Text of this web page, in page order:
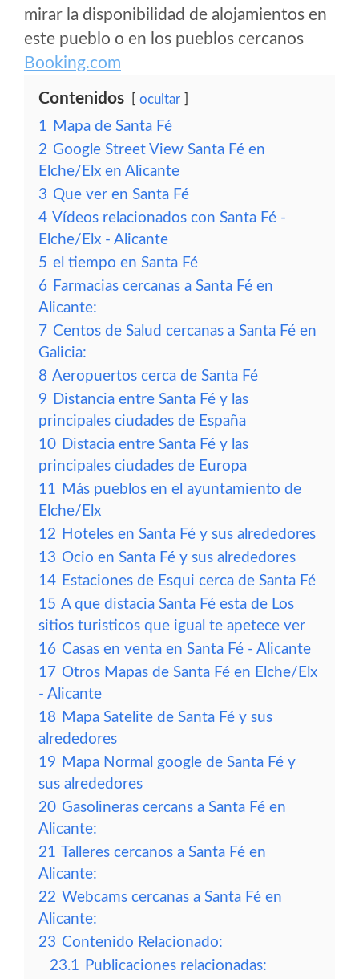
mirar la disponibilidad de alojamientos en
este pueblo o en los pueblos cercanos
Booking.com
Contenidos ocultar
1 Mapa de Santa Fé
2 Google Street View Santa Fé en
Elche/Elx en Alicante
3 Que ver en Santa Fé
4 Vídeos relacionados con Santa Fé -
Elche/Elx - Alicante
5 el tiempo en Santa Fé
6 Farmacias cercanas a Santa Fé en
Alicante:
7 Centos de Salud cercanas a Santa Fé en
Galicia:
8 Aeropuertos cerca de Santa Fé
9 Distancia entre Santa Fé y las
principales ciudades de España
10 Distacia entre Santa Fé y las
principales ciudades de Europa
11 Más pueblos en el ayuntamiento de
Elche/Elx
12 Hoteles en Santa Fé y sus alrededores
13 Ocio en Santa Fé y sus alrededores
14 Estaciones de Esqui cerca de Santa Fé
15 A que distacia Santa Fé esta de Los
sitios turisticos que igual te apetece ver
16 Casas en venta en Santa Fé - Alicante
17 Otros Mapas de Santa Fé en Elche/Elx
- Alicante
18 Mapa Satelite de Santa Fé y sus
alrededores
19 Mapa Normal google de Santa Fé y
sus alrededores
20 Gasolineras cercans a Santa Fé en
Alicante:
21 Talleres cercanos a Santa Fé en
Alicante:
22 Webcams cercanas a Santa Fé en
Alicante:
23 Contenido Relacionado:
23.1 Publicaciones relacionadas: